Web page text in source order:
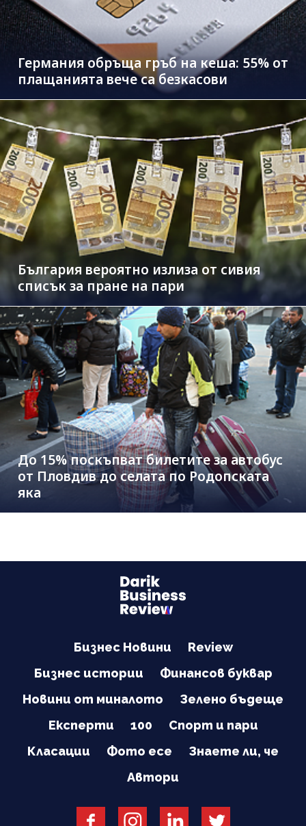
Германия обръща гръб на кеша: 55% от
плащанията вече са безкасови
България вероятно излиза от сивия
списък за пране на пари
До 15% поскъпват билетите за автобус
от Пловдив до селата по Родопската
яка
Бизнес Новини
Review
Бизнес истории
Финансов буквар
Новини от миналото
Зелено бъдеще
Експерти
100
Спорт и пари
Класации
Фото есе
Знаете ли, че
Автори